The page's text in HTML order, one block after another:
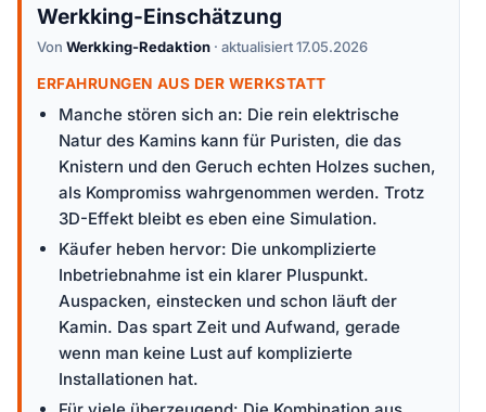
Werkking-Einschätzung
Von Werkking-Redaktion · aktualisiert 17.05.2026
ERFAHRUNGEN AUS DER WERKSTATT
Manche stören sich an: Die rein elektrische
Natur des Kamins kann für Puristen, die das
Knistern und den Geruch echten Holzes suchen,
als Kompromiss wahrgenommen werden. Trotz
3D-Effekt bleibt es eben eine Simulation.
Käufer heben hervor: Die unkomplizierte
Inbetriebnahme ist ein klarer Pluspunkt.
Auspacken, einstecken und schon läuft der
Kamin. Das spart Zeit und Aufwand, gerade
wenn man keine Lust auf komplizierte
Installationen hat.